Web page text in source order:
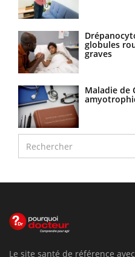
globules
graves
Maladie de
Le site santé de référence